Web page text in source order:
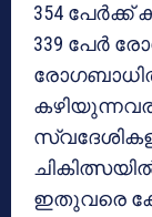
354 പേർക്ക്
339 പേർ
ഇതുവരെ